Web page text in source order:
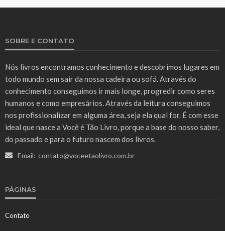
SOBRE E CONTATO
Nós livros encontramos conhecimento e descobrimos lugares em
todo mundo sem sair da nossa cadeira ou sofá. Através do
conhecimento conseguimos ir mais longe, progredir como seres
humanos e como empresários. Através da leitura conseguimos
nos profissionalizar em alguma área, seja ela qual for. É com esse
ideal que nasce a Você é Tão Livro, porque a base do nosso saber,
do passado e para o futuro nascem dos livros.
Email: contato@voceetaolivro.com.br
PÁGINAS
Contato